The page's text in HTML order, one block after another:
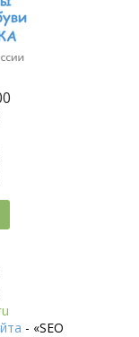
- «SEO